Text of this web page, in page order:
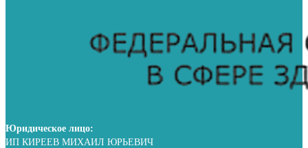
Юридическое лицо:
ИП КИРЕЕВ МИХАИЛ ЮРЬЕВИЧ